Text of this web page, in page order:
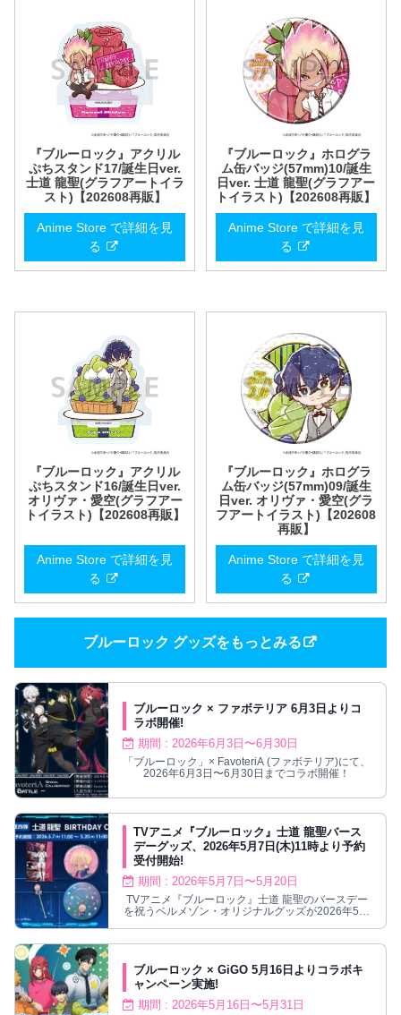
『ブルーロック』アクリル
ぷちスタンド17/誕生日ver.
士道 龍聖(グラフアートイラ
スト)【202608再販】
Anime Store で詳細を見
る
『ブルーロック』ホログラ
ム缶バッジ(57mm)10/誕生
日ver. 士道 龍聖(グラフアー
トイラスト)【202608再販】
Anime Store で詳細を見
る
『ブルーロック』アクリル
ぷちスタンド16/誕生日ver.
オリヴァ・愛空(グラフアー
トイラスト)【202608再販】
Anime Store で詳細を見
る
『ブルーロック』ホログラ
ム缶バッジ(57mm)09/誕生
日ver. オリヴァ・愛空(グラ
フアートイラスト)【202608
再販】
Anime Store で詳細を見
る
ブルーロック グッズをもっとみる
ブルーロック × ファボテリア 6月3日よりコ
ラボ開催!
期間 : 2026年6月3日〜6月30日
「ブルーロック」× FavoteriA (ファボテリア)にて、
2026年6月3日〜6月30日までコラボ開催！
TVアニメ『ブルーロック』士道 龍聖バース
デーグッズ、2026年5月7日(木)11時より予約
受付開始!
期間 : 2026年5月7日〜5月20日
TVアニメ『ブルーロック』士道 龍聖のバースデー
を祝うベルメゾン・オリジナルグッズが2026年5月
ファブリックポスター、ケーキトッパーなども。今
ブルーロック × GiGO 5月16日よりコラボキ
ャンペーン実施!
期間 : 2026年5月16日〜5月31日